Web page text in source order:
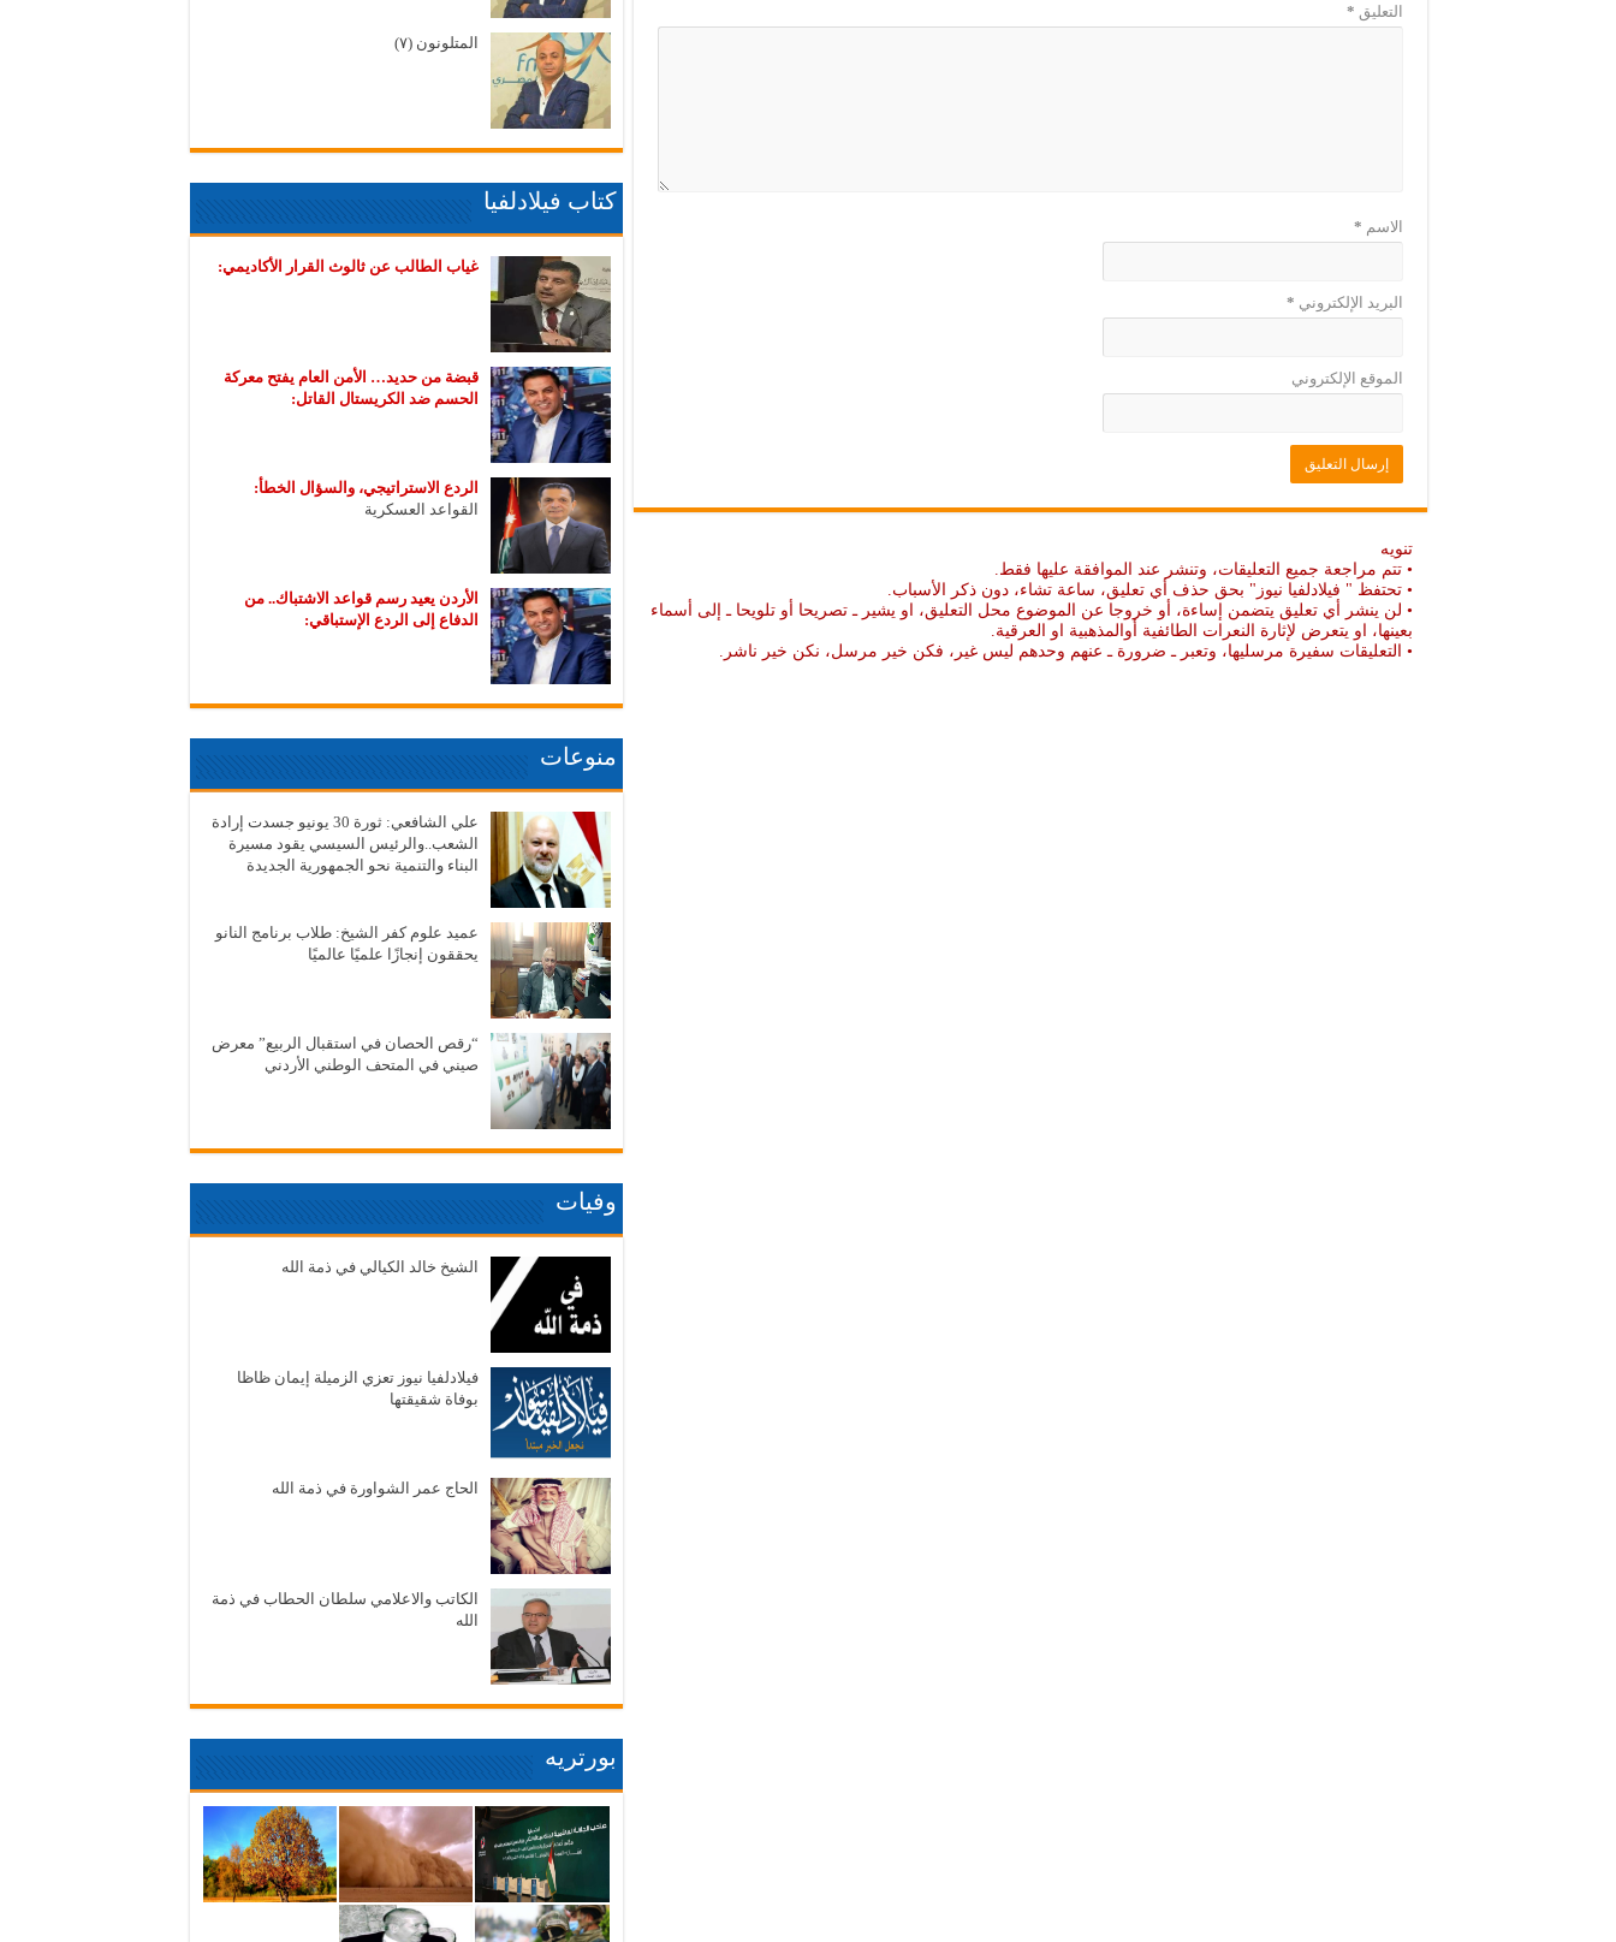
ة
ج ة
التعليق *
الاسم *
البريد الإلكتروني *
الموقع الإلكتروني
تنويه
• تتم مراجعة جميع التعليقات، وتنشر عند الموافقة عليها فقط.
• تحتفظ " فيلادلفيا نيوز" بحق حذف أي تعليق، ساعة تشاء، دون ذكر الأسباب.
• لن ينشر أي تعليق يتضمن إساءة، أو خروجا عن الموضوع محل التعليق، او يشير ـ تصريحا أو تلويحا ـ إلى أسماء
بعينها، او يتعرض لإثارة النعرات الطائفية أوالمذهبية او العرقية.
• التعليقات سفيرة مرسليها، وتعبر ـ ضرورة ـ عنهم وحدهم ليس غير، فكن خير مرسل، نكن خير ناشر.
المتلونون (٧)
كتاب فيلادلفيا
غياب الطالب عن ثالوث القرار الأكاديمي:
قبضة من حديد… الأمن العام يفتح معركة
الحسم ضد الكريستال القاتل:
الردع الاستراتيجي، والسؤال الخطأ:
القواعد العسكرية
الأردن يعيد رسم قواعد الاشتباك.. من
الدفاع إلى الردع الإستباقي:
منوعات
علي الشافعي: ثورة 30 يونيو جسدت إرادة
الشعب..والرئيس السيسي يقود مسيرة
البناء والتنمية نحو الجمهورية الجديدة
عميد علوم كفر الشيخ: طلاب برنامج النانو
يحققون إنجازًا علميًا عالميًا
“رقص الحصان في استقبال الربيع” معرض
صيني في المتحف الوطني الأردني
وفيات
الشيخ خالد الكيالي في ذمة الله
فيلادلفيا نيوز تعزي الزميلة إيمان ظاظا
بوفاة شقيقتها
الحاج عمر الشواورة في ذمة الله
الكاتب والاعلامي سلطان الحطاب في ذمة
الله
بورتريه